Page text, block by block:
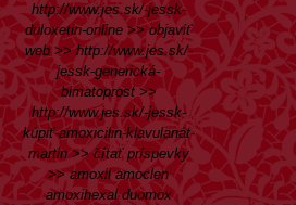
http://www.jes.sk/-jessk-
duloxetin-online >>objaviť
web>>http://www.jes.sk/-
jessk-generická-
bimatoprost>>
http://www.jes.sk/-jessk-
kúpiť-amoxicilin-klavulanát-
martin>>čítať príspevky
>>amoxil amoclen
amoxihexal duomox